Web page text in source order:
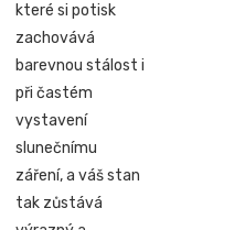
které si potisk
zachovává
barevnou stálost i
při častém
vystavení
slunečnímu
záření, a váš stan
tak zůstává